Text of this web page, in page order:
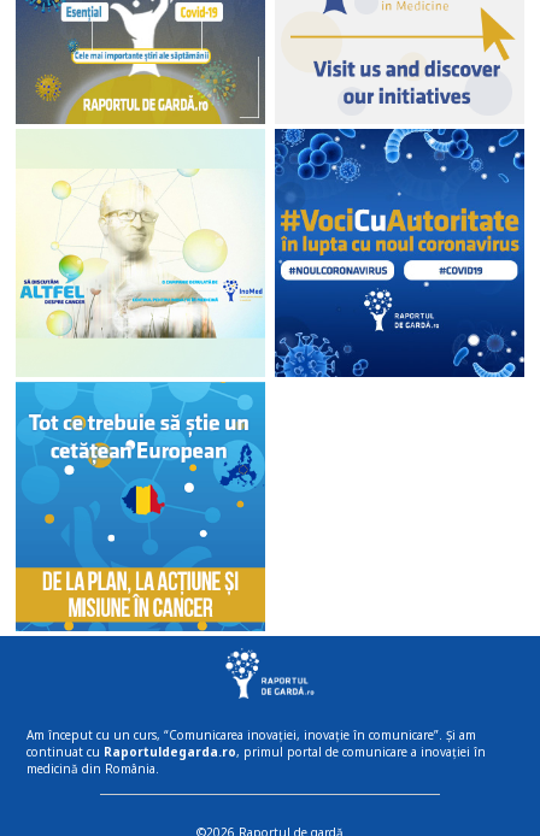
Am început cu un curs, “Comunicarea inovației, inovație în comunicare”. Și am
continuat cu Raportuldegarda.ro, primul portal de comunicare a inovației în
medicină din România.
©2026 Raportul de gardă